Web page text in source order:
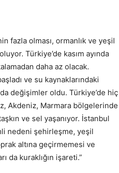
fazla olması, ormanlık ve yeşil
Türkiye’de kasım ayında
daha az olacak.
ve su kaynaklarındaki
değişimler oldu. Türkiye’de hiç
Akdeniz, Marmara bölgelerinde
ve sel yaşanıyor. İstanbul
nedeni şehirleşme, yeşil
altına geçirmemesi ve
da kuraklığın işareti.”